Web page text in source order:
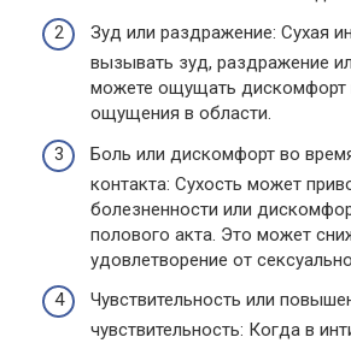
Зуд или раздражение: Сухая
вызывать зуд, раздражение
можете ощущать дискомфорт
ощущения в области.
Боль или дискомфорт во
контакта: Сухость может
болезненности или
полового акта. Это может
удовлетворение от
Чувствительность или
чувствительность: Когда в